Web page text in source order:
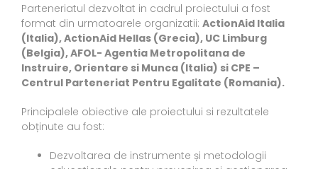
Parteneriatul dezvoltat in cadrul proiectului a fost
format din urmatoarele organizatii: ActionAid Italia
(Italia), ActionAid Hellas (Grecia), UC Limburg
(Belgia), AFOL- Agentia Metropolitana de
Instruire, Orientare si Munca (Italia) si CPE –
Centrul Parteneriat Pentru Egalitate (Romania).
Principalele obiective ale proiectului si rezultatele
obținute au fost:
Dezvoltarea de instrumente și metodologii